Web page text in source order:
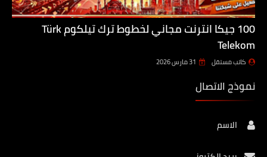
100 جيكا انترنت مجاني لخطوط ترك تيلكوم Türk
Telekom
كاتب مستقل 31 مارس 2026
نموذج الاتصال
الاسم